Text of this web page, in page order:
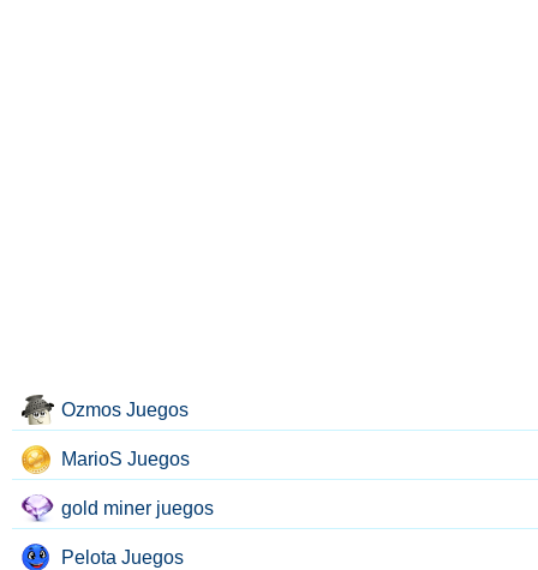
Ozmos Juegos
MarioS Juegos
gold miner juegos
Pelota Juegos